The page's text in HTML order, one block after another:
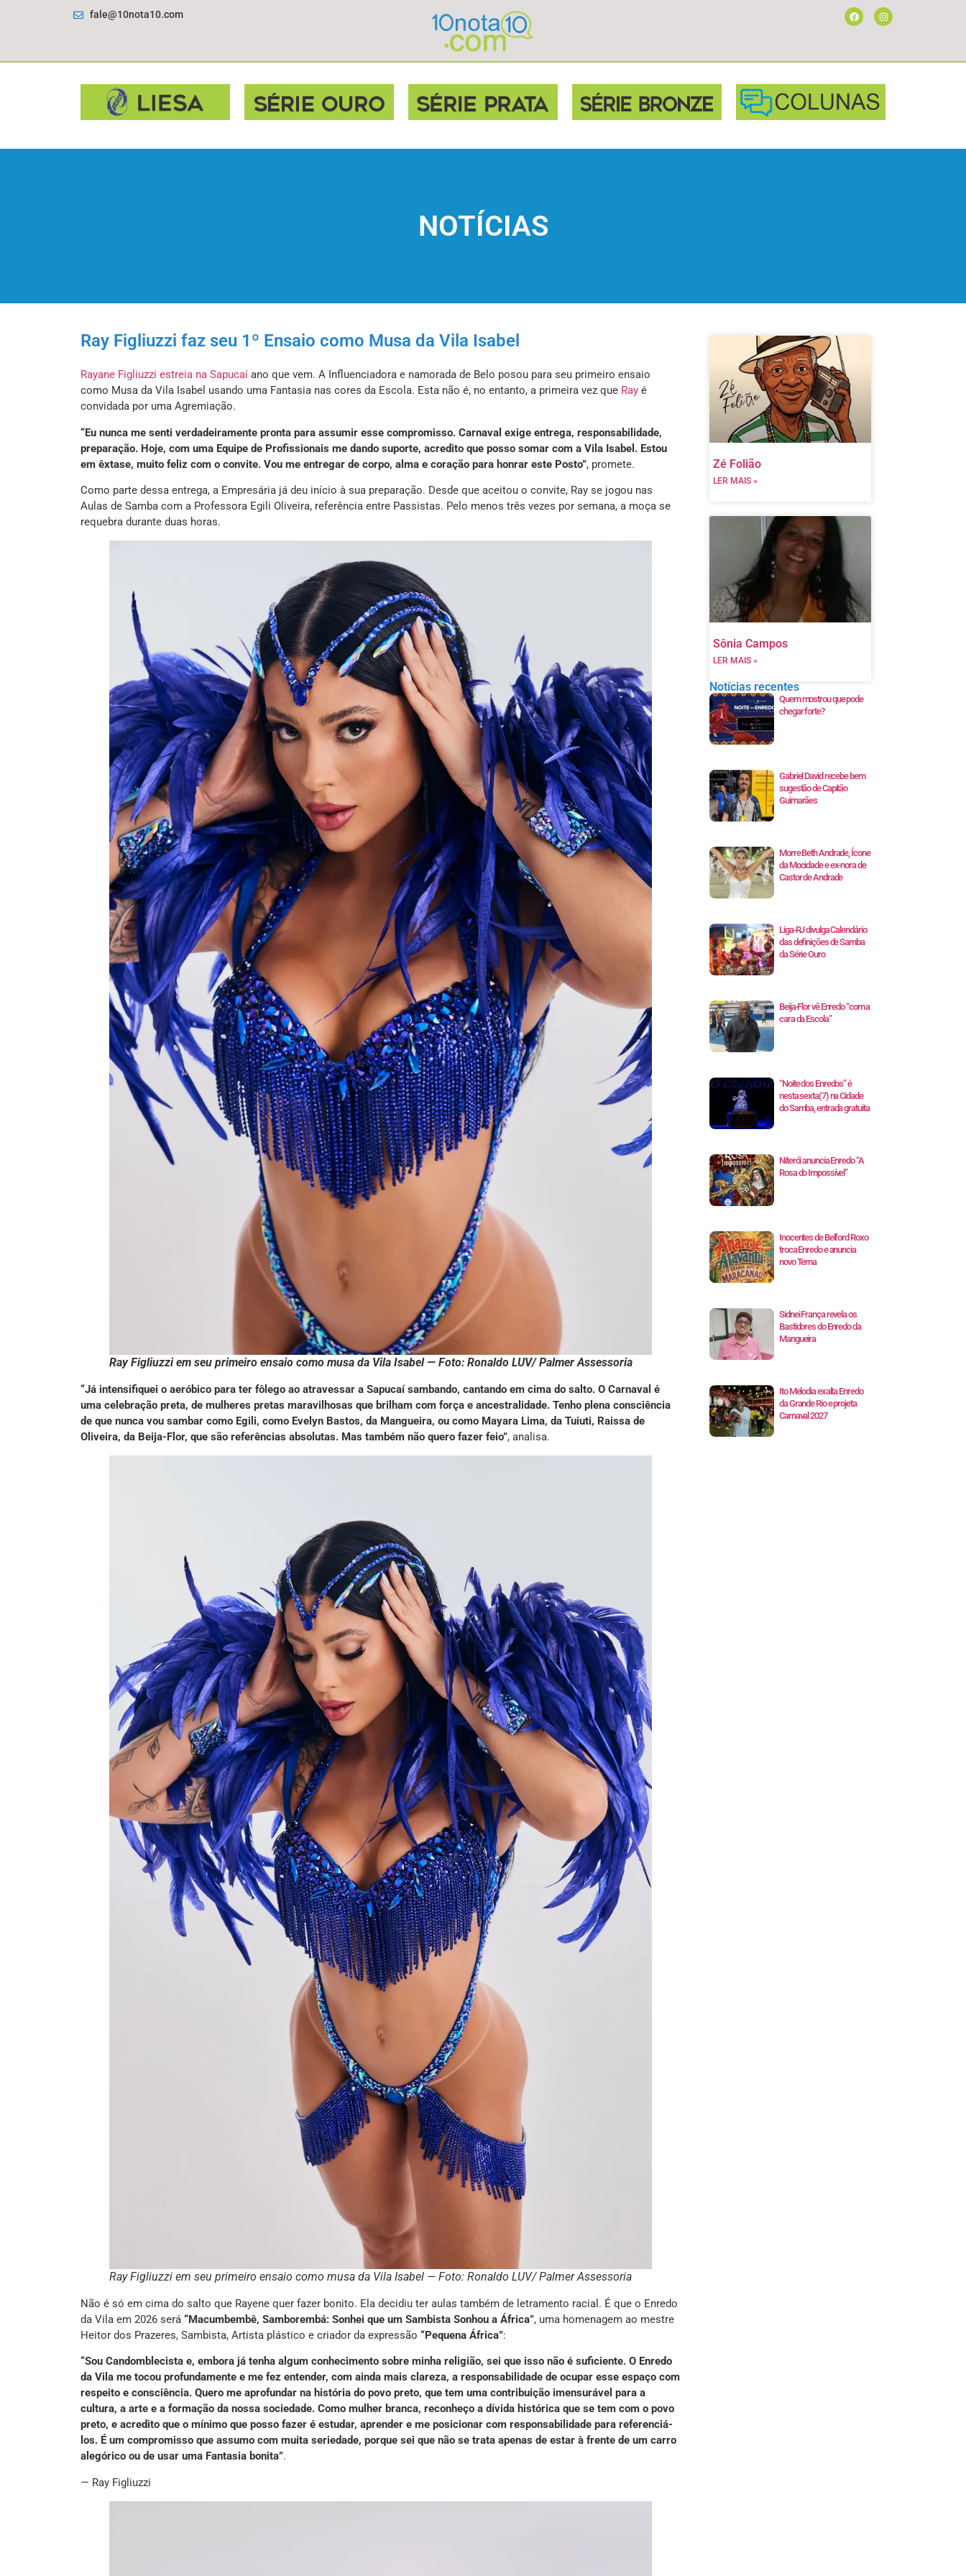
fale@10nota10.com
NOTÍCIAS
Ray Figliuzzi faz seu 1º Ensaio como Musa da Vila Isabel
Rayane Figliuzzi estreia na Sapucaí ano que vem. A Influenciadora e namorada de Belo posou para seu primeiro ensaio
como Musa da Vila Isabel usando uma Fantasia nas cores da Escola. Esta não é, no entanto, a primeira vez que Ray é
convidada por uma Agremiação.
“Eu nunca me senti verdadeiramente pronta para assumir esse compromisso. Carnaval exige entrega, responsabilidade,
preparação. Hoje, com uma Equipe de Profissionais me dando suporte, acredito que posso somar com a Vila Isabel. Estou
em êxtase, muito feliz com o convite. Vou me entregar de corpo, alma e coração para honrar este Posto”, promete.
Como parte dessa entrega, a Empresária já deu início à sua preparação. Desde que aceitou o convite, Ray se jogou nas
Aulas de Samba com a Professora Egili Oliveira, referência entre Passistas. Pelo menos três vezes por semana, a moça se
requebra durante duas horas.
Ray Figliuzzi em seu primeiro ensaio como musa da Vila Isabel — Foto: Ronaldo LUV/ Palmer Assessoria
“Já intensifiquei o aeróbico para ter fôlego ao atravessar a Sapucaí sambando, cantando em cima do salto. O Carnaval é
uma celebração preta, de mulheres pretas maravilhosas que brilham com força e ancestralidade. Tenho plena consciência
de que nunca vou sambar como Egili, como Evelyn Bastos, da Mangueira, ou como Mayara Lima, da Tuiuti, Raissa de
Oliveira, da Beija-Flor, que são referências absolutas. Mas também não quero fazer feio”, analisa.
Ray Figliuzzi em seu primeiro ensaio como musa da Vila Isabel — Foto: Ronaldo LUV/ Palmer Assessoria
Não é só em cima do salto que Rayene quer fazer bonito. Ela decidiu ter aulas também de letramento racial. É que o Enredo
da Vila em 2026 será “Macumbembê, Samborembá: Sonhei que um Sambista Sonhou a África”, uma homenagem ao mestre
Heitor dos Prazeres, Sambista, Artista plástico e criador da expressão “Pequena África”:
“Sou Candomblecista e, embora já tenha algum conhecimento sobre minha religião, sei que isso não é suficiente. O Enredo
da Vila me tocou profundamente e me fez entender, com ainda mais clareza, a responsabilidade de ocupar esse espaço com
respeito e consciência. Quero me aprofundar na história do povo preto, que tem uma contribuição imensurável para a
cultura, a arte e a formação da nossa sociedade. Como mulher branca, reconheço a dívida histórica que se tem com o povo
preto, e acredito que o mínimo que posso fazer é estudar, aprender e me posicionar com responsabilidade para referenciá-
los. É um compromisso que assumo com muita seriedade, porque sei que não se trata apenas de estar à frente de um carro
alegórico ou de usar uma Fantasia bonita”.
— Ray Figliuzzi
Zé Folião
LER MAIS »
Sônia Campos
LER MAIS »
Notícias recentes
Quem mostrou que pode
chegar forte?
Gabriel David recebe bem
sugestão de Capitão
Guimarães
Morre Beth Andrade, Ícone
da Mocidade e ex-nora de
Castor de Andrade
Liga-RJ divulga Calendário
das definições de Samba
da Série Ouro
Beija-Flor vê Enredo “com a
cara da Escola”
“Noite dos Enredos” é
nesta sexta(7) na Cidade
do Samba, entrada gratuita
Niterói anuncia Enredo “A
Rosa do Impossível”
Inocentes de Belford Roxo
troca Enredo e anuncia
novo Tema
Sidnei França revela os
Bastidores do Enredo da
Mangueira
Ito Melodia exalta Enredo
da Grande Rio e projeta
Carnaval 2027